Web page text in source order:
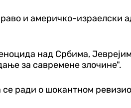
и америчко-
над Србима,
за савремене злочине".
се ради о шокантном